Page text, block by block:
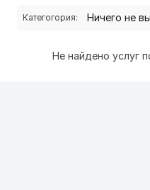
Категогория:
Не найдено услуг